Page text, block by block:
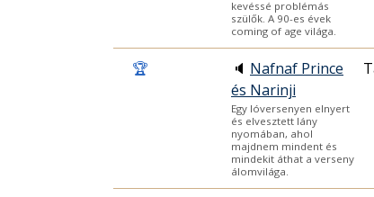
kevéssé problémás
szülők. A 90-es évek
coming of age világa.
🏆 🔈 Nafnaf Prince
és Narinji
Egy lóversenyen elnyert
és elvesztett lány
nyomában, ahol
majdnem mindent és
mindekit áthat a verseny
álomvilága.